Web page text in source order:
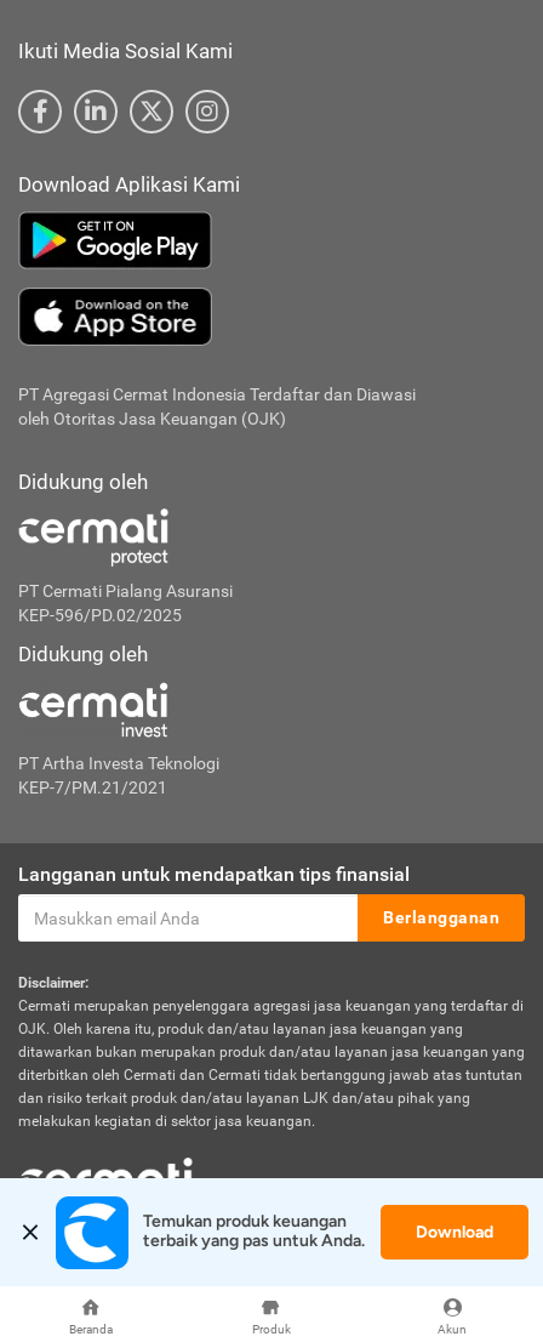
Beranda Produk Akun
Ikuti Media Sosial Kami
Download Aplikasi Kami
PT Agregasi Cermat Indonesia Terdaftar dan Diawasi
oleh Otoritas Jasa Keuangan (OJK)
Didukung oleh
PT Cermati Pialang Asuransi
KEP-596/PD.02/2025
Didukung oleh
PT Artha Investa Teknologi
KEP-7/PM.21/2021
Langganan untuk mendapatkan tips finansial
Berlangganan
Disclaimer:
Cermati merupakan penyelenggara agregasi jasa keuangan yang terdaftar di
OJK. Oleh karena itu, produk dan/atau layanan jasa keuangan yang
ditawarkan bukan merupakan produk dan/atau layanan jasa keuangan yang
diterbitkan oleh Cermati dan Cermati tidak bertanggung jawab atas tuntutan
dan risiko terkait produk dan/atau layanan LJK dan/atau pihak yang
melakukan kegiatan di sektor jasa keuangan.
© 2026 Cermati. All Rights Reserved.
Temukan produk keuangan
terbaik yang pas untuk Anda.
Download